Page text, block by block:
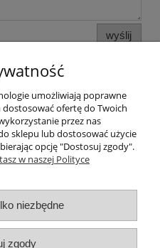
wyślij
umożliwiają poprawne
ofertę do Twoich
przez nas
sklepu lub dostosować użycie
opcję "Dostosuj zgody".
w naszej Polityce
niezbędne
zgody